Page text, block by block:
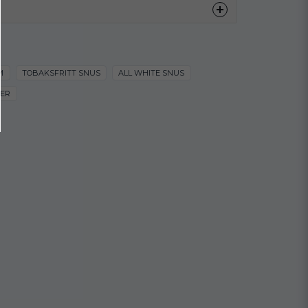
Extra stark
TOBAKSFRITT SNUS ALL WHITE SNUS